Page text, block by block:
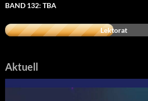
BAND 132: TBA
Lektorat
Aktuell